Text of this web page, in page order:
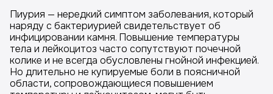
Пиурия — нередкий симптом заболевания, который
наряду с бактериурией свидетельствует об
инфицировании камня. Повышение температуры
тела и лейкоцитоз часто сопутствуют почечной
колике и не всегда обусловлены гнойной инфекцией.
Но длительно не купируемые боли в поясничной
области, сопровождающиеся повышением